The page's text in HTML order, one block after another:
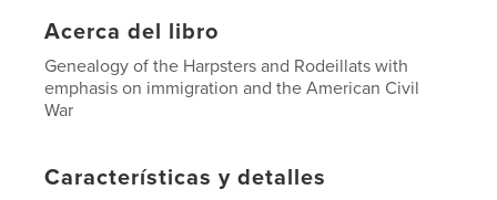
Acerca del libro
Genealogy of the Harpsters and Rodeillats with
emphasis on immigration and the American Civil
War
Características y detalles